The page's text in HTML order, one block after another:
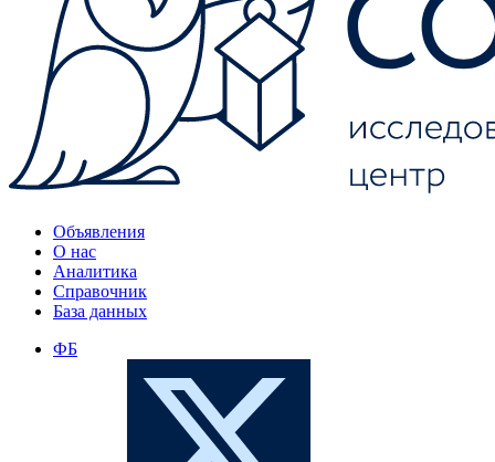
Объявления
О нас
Аналитика
Справочник
База данных
ФБ